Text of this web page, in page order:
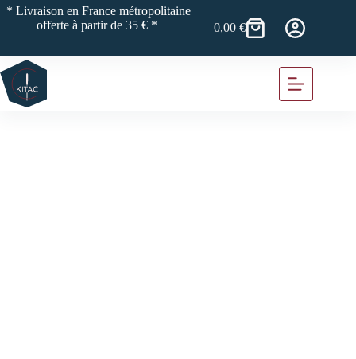
Passer
* Livraison en France métropolitaine
offerte à partir de 35 € *
Panier
0,00€